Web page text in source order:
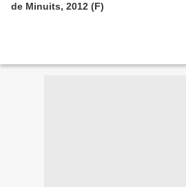
de Minuits, 2012 (F)